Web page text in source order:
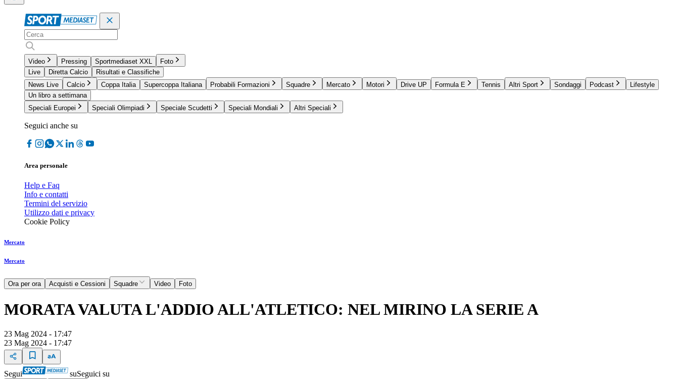
Video Pressing Sportmediaset XXL
Foto
Live
Diretta Calcio
Risultati e Classifiche
News Live
Calcio Coppa Italia Supercoppa Italiana Probabili Formazioni Squadre Mercato Motori Drive UP Formula E Tennis Altri Sport Sondaggi Podcast
Lifestyle
Un libro a settimana
Speciali Europei
Speciali Olimpiadi Speciale Scudetti Speciali Mondiali Altri Speciali
Seguici anche su
Area personale
Help e Faq
Info e contatti
Termini del servizio
Utilizzo dati e privacy
Cookie Policy
Mercato
Mercato
Ora per ora Acquisti e Cessioni Squadre Video Foto
MORATA VALUTA L'ADDIO ALL'ATLETICO: NEL MIRINO LA SERIE A
23 Mag 2024 - 17:47
23 Mag 2024 - 17:47
Segui suSeguici su